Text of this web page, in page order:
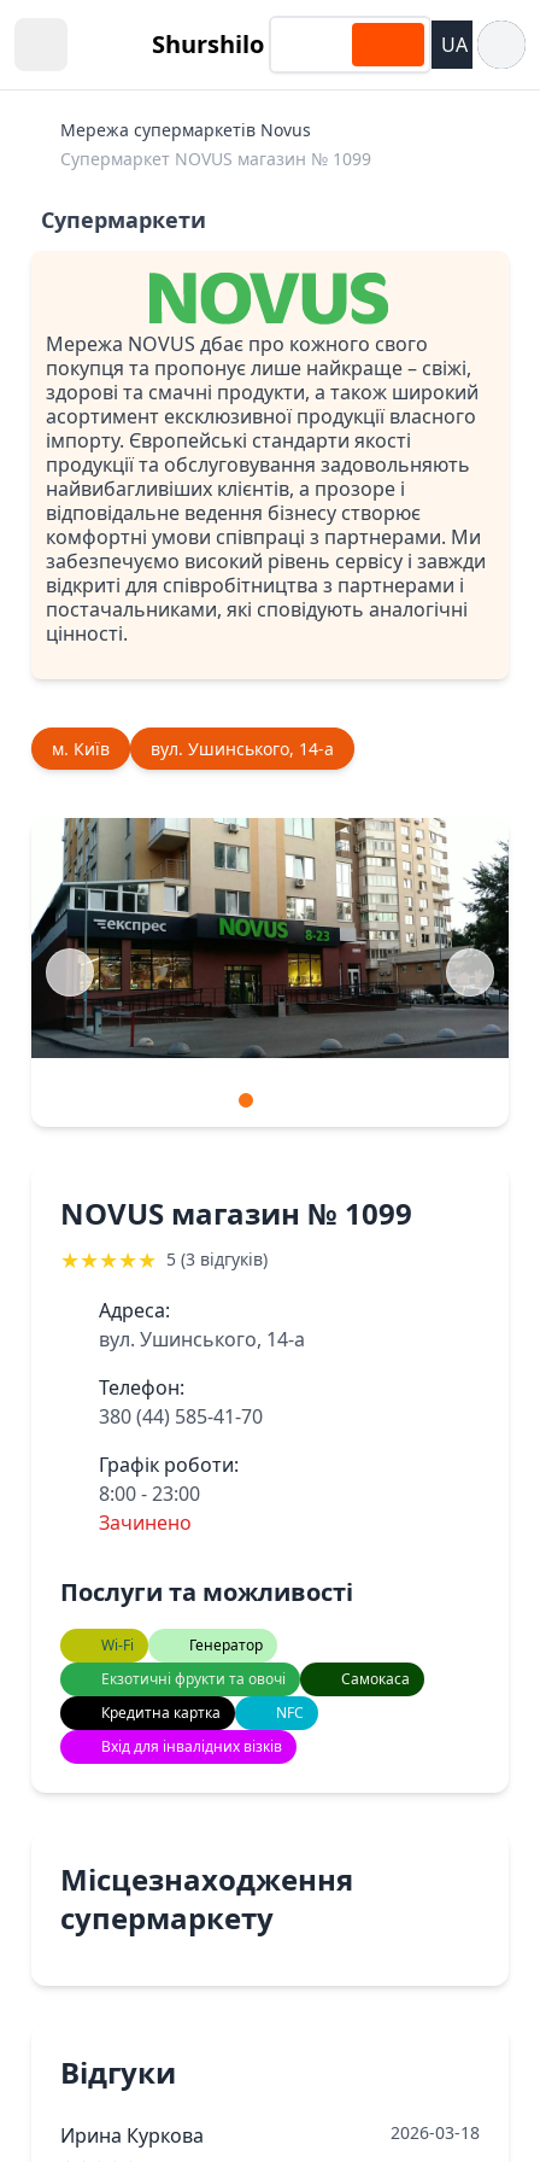
Shurshilo UA
Мережа супермаркетів Novus
Супермаркет NOVUS магазин № 1099
Супермаркети
Мережа NOVUS дбає про кожного свого
покупця та пропонує лише найкраще – свіжі,
здорові та смачні продукти, а також широкий
асортимент ексклюзивної продукції власного
імпорту. Європейські стандарти якості
продукції та обслуговування задовольняють
найвибагливіших клієнтів, а прозоре і
відповідальне ведення бізнесу створює
комфортні умови співпраці з партнерами. Ми
забезпечуємо високий рівень сервісу і завжди
відкриті для співробітництва з партнерами і
постачальниками, які сповідують аналогічні
цінності.
м. Київ вул. Ушинського, 14-а
NOVUS магазин № 1099
★★★★★ 5 (3 відгуків)
Адреса:
вул. Ушинського, 14-а
Телефон:
380 (44) 585-41-70
Графік роботи:
8:00 - 23:00
Зачинено
Послуги та можливості
Wi-Fi
Генератор
Екзотичні фрукти та овочі
Самокаса
Кредитна картка
NFC
Вхід для інвалідних візків
Місцезнаходження
супермаркету
Відгуки
Ирина Куркова 2026-03-18